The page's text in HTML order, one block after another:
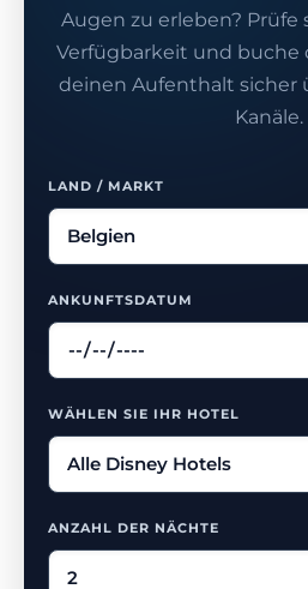
Augen zu erleben? Prüfe
Verfügbarkeit und buche
deinen Aufenthalt sicher
Kanäle.
LAND / MARKT
ANKUNFTSDATUM
WÄHLEN SIE IHR HOTEL
ANZAHL DER NÄCHTE